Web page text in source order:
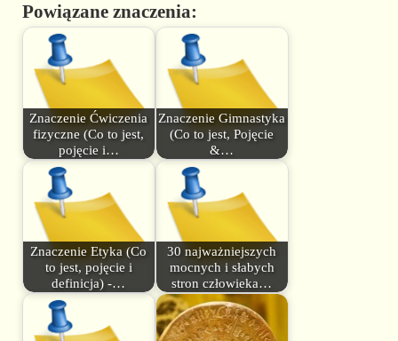
Powiązane znaczenia:
Znaczenie Ćwiczenia
fizyczne (Co to jest,
pojęcie i…
Znaczenie Gimnastyka
(Co to jest, Pojęcie
&…
Znaczenie Etyka (Co
to jest, pojęcie i
definicja) -…
30 najważniejszych
mocnych i słabych
stron człowieka…